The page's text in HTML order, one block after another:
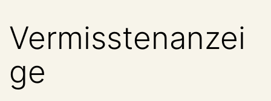
Vermisstenanzei
ge